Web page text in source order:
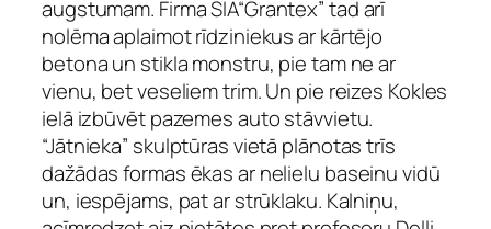
augstumam. Firma SIA“Grantex” tad arī
nolēma aplaimot rīdziniekus ar kārtējo
betona un stikla monstru, pie tam ne ar
vienu, bet veseliem trim. Un pie reizes Kokles
ielā izbūvēt pazemes auto stāvvietu.
“Jātnieka” skulptūras vietā plānotas trīs
dažādas formas ēkas ar nelielu baseinu vidū
un, iespējams, pat ar strūklaku. Kalniņu,